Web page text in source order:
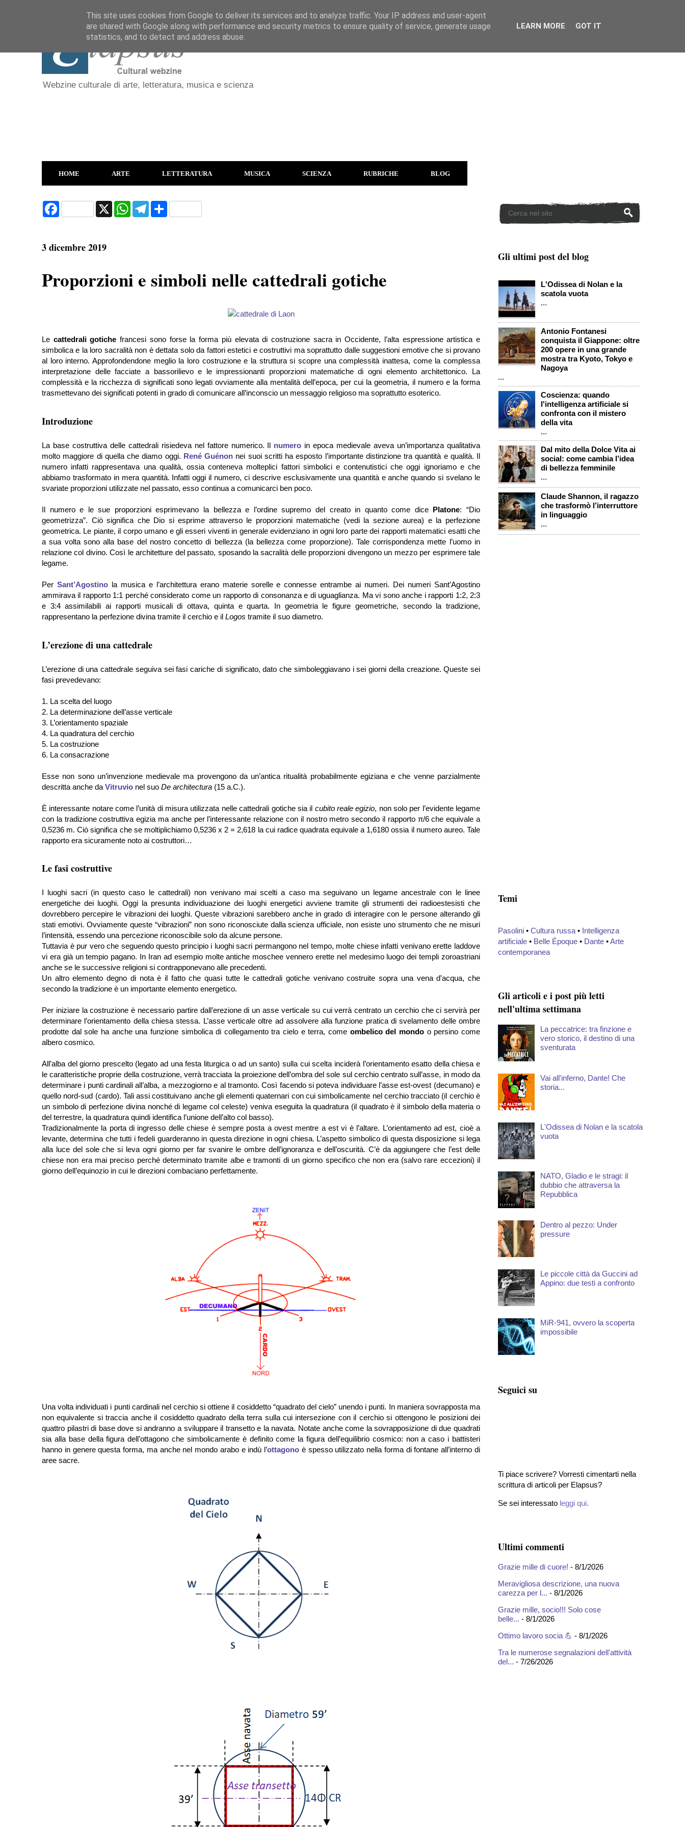
Webzine culturale di arte, letteratura, musica e scienza
HOME ARTE LETTERATURA MUSICA SCIENZA RUBRICHE BLOG
F
a
o
o
X
W
T
S
h
3 dicembre 2019
Proporzioni e simboli nelle cattedrali gotiche
Le cattedrali gotiche francesi sono forse la forma più elevata di costruzione sacra in Occidente, l’alta espressione artistica e
simbolica e la loro sacralità non è dettata solo da fattori estetici e costruttivi ma soprattutto dalle suggestioni emotive che si provano
al loro interno. Approfondendone meglio la loro costruzione e la struttura si scopre una complessità inattesa, come la complessa
interpretazione delle facciate a bassorilievo e le impressionanti proporzioni matematiche di ogni elemento architettonico. La
complessità e la ricchezza di significati sono legati ovviamente alla mentalità dell’epoca, per cui la geometria, il numero e la forma
trasmettevano dei significati potenti in grado di comunicare all’inconscio un messaggio religioso ma soprattutto esoterico.
Introduzione
La base costruttiva delle cattedrali risiedeva nel fattore numerico. Il numero in epoca medievale aveva un’importanza qualitativa
molto maggiore di quella che diamo oggi. René Guénon nei suoi scritti ha esposto l’importante distinzione tra quantità e qualità. Il
numero infatti rappresentava una qualità, ossia conteneva molteplici fattori simbolici e contenutistici che oggi ignoriamo e che
abbiamo trasformato in mera quantità. Infatti oggi il numero, ci descrive esclusivamente una quantità e anche quando si svelano le
svariate proporzioni utilizzate nel passato, esso continua a comunicarci ben poco.
Il numero e le sue proporzioni esprimevano la bellezza e l’ordine supremo del creato in quanto come dice Platone: “Dio
geometrizza”. Ciò significa che Dio si esprime attraverso le proporzioni matematiche (vedi la sezione aurea) e la perfezione
geometrica. Le piante, il corpo umano e gli esseri viventi in generale evidenziano in ogni loro parte dei rapporti matematici esatti che
a sua volta sono alla base del nostro concetto di bellezza (la bellezza come proporzione). Tale corrispondenza mette l’uomo in
relazione col divino. Così le architetture del passato, sposando la sacralità delle proporzioni divengono un mezzo per esprimere tale
legame.
Per Sant’Agostinola musica e l’architettura erano materie sorelle e connesse entrambe ai numeri. Dei numeri Sant’Agostino
ammirava il rapporto 1:1 perché considerato come un rapporto di consonanza e di uguaglianza. Ma vi sono anche i rapporti 1:2, 2:3
e 3:4 assimilabili ai rapporti musicali di ottava, quinta e quarta. In geometria le figure geometriche, secondo la tradizione,
rappresentano la perfezione divina tramite il cerchio e il Logos tramite il suo diametro.
L’erezione di una cattedrale
L’erezione di una cattedrale seguiva sei fasi cariche di significato, dato che simboleggiavano i sei giorni della creazione. Queste sei
fasi prevedevano:
1. La scelta del luogo
2. La determinazione dell’asse verticale
3. L’orientamento spaziale
4. La quadratura del cerchio
5. La costruzione
6. La consacrazione
Esse non sono un’invenzione medievale ma provengono da un’antica ritualità probabilmente egiziana e che venne parzialmente
descritta anche da Vitruvio nel suo De architectura (15 a.C.).
È interessante notare come l’unità di misura utilizzata nelle cattedrali gotiche sia il cubito reale egizio, non solo per l’evidente legame
con la tradizione costruttiva egizia ma anche per l’interessante relazione con il nostro metro secondo il rapporto π/6 che equivale a
0,5236 m. Ciò significa che se moltiplichiamo 0,5236 x 2 = 2,618 la cui radice quadrata equivale a 1,6180 ossia il numero aureo. Tale
rapporto era sicuramente noto ai costruttori…
Le fasi costruttive
I luoghi sacri (in questo caso le cattedrali) non venivano mai scelti a caso ma seguivano un legame ancestrale con le linee
energetiche dei luoghi. Oggi la presunta individuazione dei luoghi energetici avviene tramite gli strumenti dei radioestesisti che
dovrebbero percepire le vibrazioni dei luoghi. Queste vibrazioni sarebbero anche in grado di interagire con le persone alterando gli
stati emotivi. Ovviamente queste “vibrazioni” non sono riconosciute dalla scienza ufficiale, non esiste uno strumento che ne misuri
l’intensità, essendo una percezione riconoscibile solo da alcune persone.
Tuttavia è pur vero che seguendo questo principio i luoghi sacri permangono nel tempo, molte chiese infatti venivano erette laddove
vi era già un tempio pagano. In Iran ad esempio molte antiche moschee vennero erette nel medesimo luogo dei templi zoroastriani
anche se le successive religioni si contrapponevano alle precedenti.
Un altro elemento degno di nota è il fatto che quasi tutte le cattedrali gotiche venivano costruite sopra una vena d’acqua, che
secondo la tradizione è un importante elemento energetico.
Per iniziare la costruzione è necessario partire dall’erezione di un asse verticale su cui verrà centrato un cerchio che ci servirà per
determinare l’orientamento della chiesa stessa. L’asse verticale oltre ad assolvere alla funzione pratica di svelamento delle ombre
prodotte dal sole ha anche una funzione simbolica di collegamento tra cielo e terra, come ombelico del mondo o persino come
albero cosmico.
All’alba del giorno prescelto (legato ad una festa liturgica o ad un santo) sulla cui scelta inciderà l’orientamento esatto della chiesa e
le caratteristiche proprie della costruzione, verrà tracciata la proiezione dell’ombra del sole sul cerchio centrato sull’asse, in modo da
determinare i punti cardinali all’alba, a mezzogiorno e al tramonto. Così facendo si poteva individuare l’asse est-ovest (decumano) e
quello nord-sud (cardo). Tali assi costituivano anche gli elementi quaternari con cui simbolicamente nel cerchio tracciato (il cerchio è
un simbolo di perfezione divina nonché di legame col celeste) veniva eseguita la quadratura (il quadrato è il simbolo della materia o
del terrestre, la quadratura quindi identifica l’unione dell’alto col basso).
Tradizionalmente la porta di ingresso delle chiese è sempre posta a ovest mentre a est vi è l’altare. L’orientamento ad est, cioè a
levante, determina che tutti i fedeli guarderanno in questa direzione in ogni chiesa. L’aspetto simbolico di questa disposizione si lega
alla luce del sole che si leva ogni giorno per far svanire le ombre dell’ignoranza e dell’oscurità. C’è da aggiungere che l’est delle
chiese non era mai preciso perché determinato tramite albe e tramonti di un giorno specifico che non era (salvo rare eccezioni) il
giorno dell’equinozio in cui le direzioni combaciano perfettamente.
Una volta individuati i punti cardinali nel cerchio si ottiene il cosiddetto “quadrato del cielo” unendo i punti. In maniera sovrapposta ma
non equivalente si traccia anche il cosiddetto quadrato della terra sulla cui intersezione con il cerchio si ottengono le posizioni dei
quattro pilastri di base dove si andranno a sviluppare il transetto e la navata. Notate anche come la sovrapposizione di due quadrati
sia alla base della figura dell’ottagono che simbolicamente è definito come la figura dell’equilibrio cosmico: non a caso i battisteri
hanno in genere questa forma, ma anche nel mondo arabo e indù l’ottagono è spesso utilizzato nella forma di fontane all’interno di
aree sacre.
Gli ultimi post del blog
L'Odissea di Nolan e la
scatola vuota
...
Antonio Fontanesi
conquista il Giappone: oltre
200 opere in una grande
mostra tra Kyoto, Tokyo e
Nagoya
...
Coscienza: quando
l'intelligenza artificiale si
confronta con il mistero
della vita
...
Dal mito della Dolce Vita ai
social: come cambia l’idea
di bellezza femminile
...
Claude Shannon, il ragazzo
che trasformò l’interruttore
in linguaggio
...
Temi
Pasolini • Cultura russa • Intelligenza
artificiale • Belle Époque • Dante •Arte
contemporanea
Gli articoli e i post più letti
nell'ultima settimana
La peccatrice: tra finzione e
vero storico, il destino di una
sventurata
Vai all'inferno, Dante! Che
storia...
L'Odissea di Nolan e la scatola
vuota
NATO, Gladio e le stragi: il
dubbio che attraversa la
Repubblica
Dentro al pezzo: Under
pressure
Le piccole città da Guccini ad
Appino: due testi a confronto
MiR-941, ovvero la scoperta
impossibile
Seguici su
Ti piace scrivere? Vorresti cimentarti nella
scrittura di articoli per Elapsus?
Se sei interessato leggi qui.
Ultimi commenti
Grazie mille di cuore! - 8/1/2026
Meravigliosa descrizione, una nuova
carezza per l... - 8/1/2026
Grazie mille, socio!!! Solo cose
belle... - 8/1/2026
Ottimo lavoro socia 💪 - 8/1/2026
Tra le numerose segnalazioni dell'attività
del... - 7/26/2026
This site uses cookies from Google to deliver its services and to analyze traffic. Your IP address and user-agent
are shared with Google along with performance and security metrics to ensure quality of service, generate usage
statistics, and to detect and address abuse.
LEARN MORE GOT IT